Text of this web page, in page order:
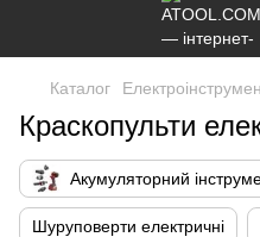
Каталог
Краскопульти
Акумуляторний
Шуруповерти електричні